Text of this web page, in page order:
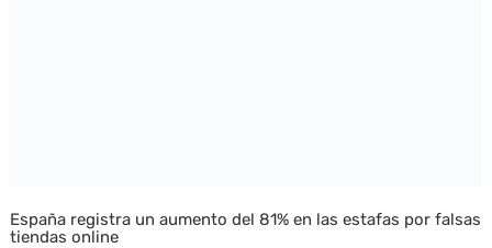
España registra un aumento del 81% en las estafas por falsas
tiendas online